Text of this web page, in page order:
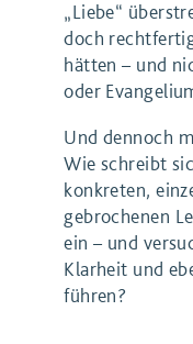
„Liebe“
doch
hätten – und
oder
Und dennoch
Wie schreibt
konkreten,
gebrochenen
ein – und
Klarheit und
führen?